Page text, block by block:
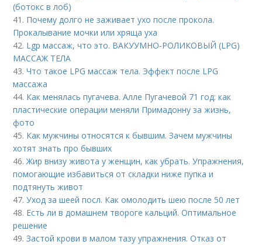
(ботокс в лоб)
41. Почему долго не заживает ухо после прокола.
Прокалывание мочки или хряща уха
42. Lgp массаж, что это. ВАКУУМНО-РОЛИКОВЫЙ (LPG)
МАССАЖ ТЕЛА
43.Что такое LPG массаж тела. Эффект после LPG
массажа
44. Как менялась пугачева. Алле Пугачевой 71 год: как
пластические операции меняли Примадонну за жизнь,
фото
45. Как мужчины относятся к бывшим. Зачем мужчины
хотят знать про бывших
46.Жир внизу живота у женщин, как убрать. Упражнения,
помогающие избавиться от складки ниже пупка и
подтянуть живот
47.Уход за шеей посл. Как омолодить шею после 50 лет
48. Есть ли в домашнем твороге кальций. Оптимальное
решение
49.Застой крови в малом тазу упражнения. Отказ от